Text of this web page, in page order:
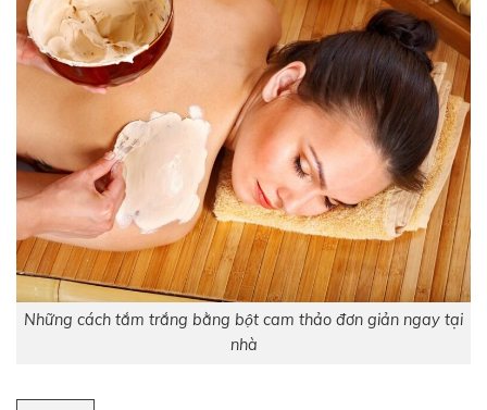
Những cách tắm trắng bằng bột cam thảo đơn giản ngay tại
nhà